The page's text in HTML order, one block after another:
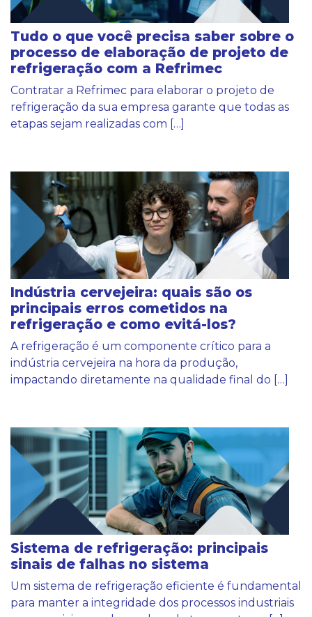
Tudo o que você precisa saber sobre o
processo de elaboração de projeto de
refrigeração com a Refrimec
Contratar a Refrimec para elaborar o projeto de
refrigeração da sua empresa garante que todas as
etapas sejam realizadas com […]
Indústria cervejeira: quais são os
principais erros cometidos na
refrigeração e como evitá-los?
A refrigeração é um componente crítico para a
indústria cervejeira na hora da produção,
impactando diretamente na qualidade final do […]
Sistema de refrigeração: principais
sinais de falhas no sistema
Um sistema de refrigeração eficiente é fundamental
para manter a integridade dos processos industriais